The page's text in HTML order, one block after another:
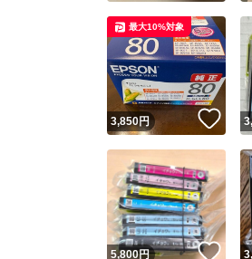
3,850円 い
最大10%対象
5,800円 い